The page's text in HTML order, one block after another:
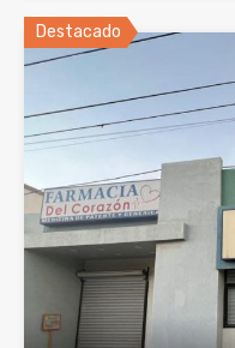
Destacado